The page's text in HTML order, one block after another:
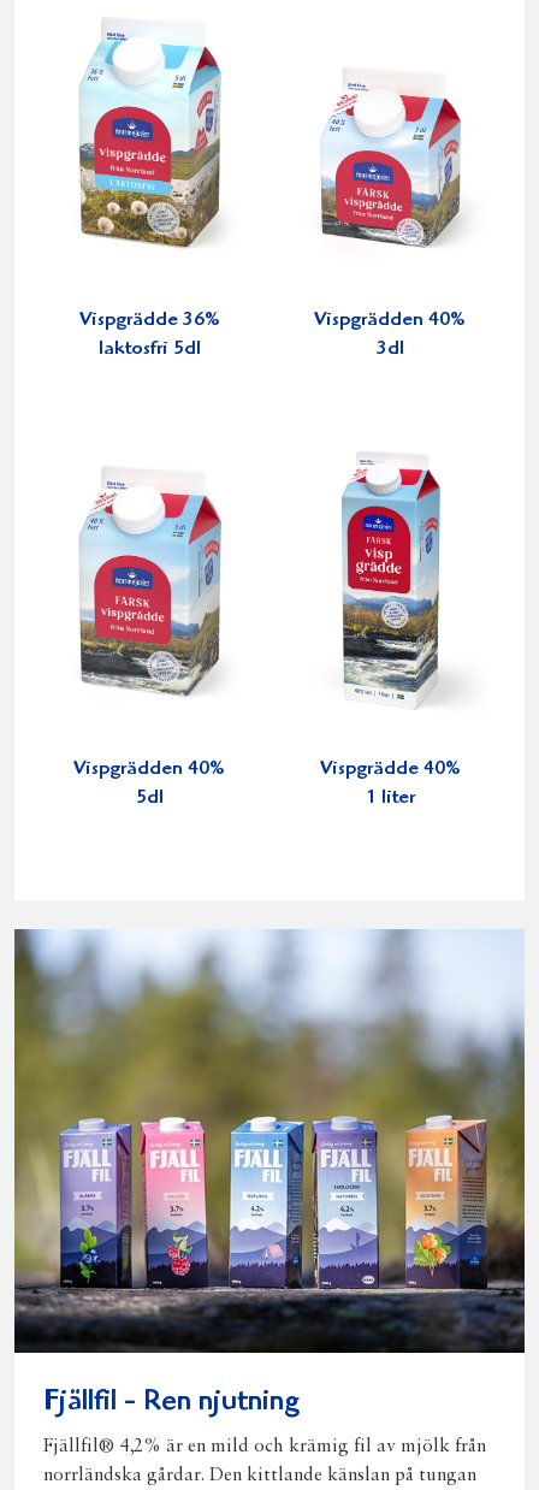
Vispgrädde 36%
laktosfri 5dl
Vispgrädden 40%
3dl
Vispgrädden 40%
5dl
Vispgrädde 40%
1 liter
Fjällfil - Ren njutning
Fjällfil® 4,2% är en mild och krämig fil av mjölk från
norrländska gårdar. Den kittlande känslan på tungan